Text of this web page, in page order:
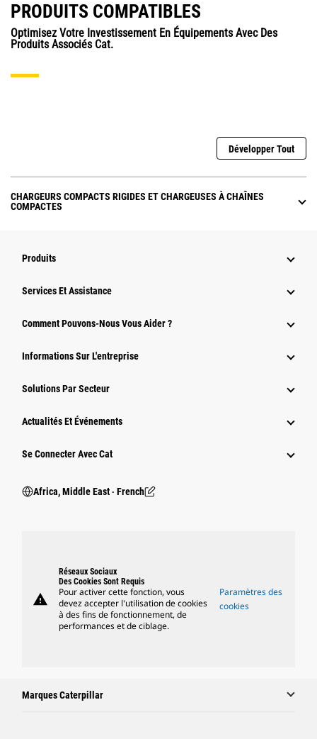
PRODUITS COMPATIBLES
Optimisez Votre Investissement En Équipements Avec Des
Produits Associés Cat.
Développer Tout
CHARGEURS COMPACTS RIGIDES ET CHARGEUSES À CHAÎNES
COMPACTES
Produits
Services Et Assistance
Comment Pouvons-Nous Vous Aider ?
Informations Sur L'entreprise
Solutions Par Secteur
Actualités Et Événements
Se Connecter Avec Cat
Africa, Middle East ‧ French
warning
Réseaux Sociaux
Des Cookies Sont Requis
Pour activer cette fonction, vous
devez accepter l'utilisation de cookies
à des fins de fonctionnement, de
performances et de ciblage.
Paramètres des
cookies
Marques Caterpillar